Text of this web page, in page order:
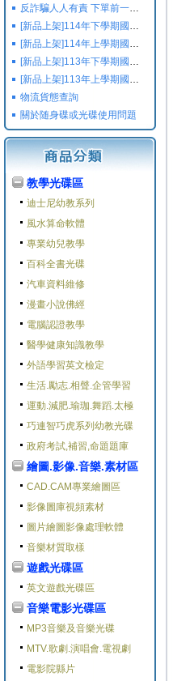
反詐騙人人有責 下單前一定要注意
[新品上架]114年下學期國小國中高中命題光碟,校用卷,習作
[新品上架]114年上學期國小國中高中命題光碟,校用卷,習作
[新品上架]113年下學期國小國中高中命題光碟,校用卷,習作
[新品上架]113年上學期國小國中高中命題光碟,校用卷,習作
物流貨態查詢
關於随身碟或光碟使用問題
教學光碟區
迪士尼幼教系列
風水算命軟體
專業幼兒教學
百科全書光碟
汽車資料維修
漫畫小說佛經
電腦認證教學
醫學健康知識教學
外語學習英文檢定
生活.勵志.相聲.企管學習
運動.減肥.瑜珈.舞蹈.太極
巧連智巧虎系列幼教光碟
政府考試,補習,命題題庫
繪圖.影像.音樂.素材區
CAD.CAM專業繪圖區
影像圖庫視頻素材
圖片繪圖影像處理軟體
音樂材質取樣
遊戲光碟區
英文遊戲光碟區
音樂電影光碟區
MP3音樂及音樂光碟
MTV.歌劇.演唱會.電視劇
電影院縣片